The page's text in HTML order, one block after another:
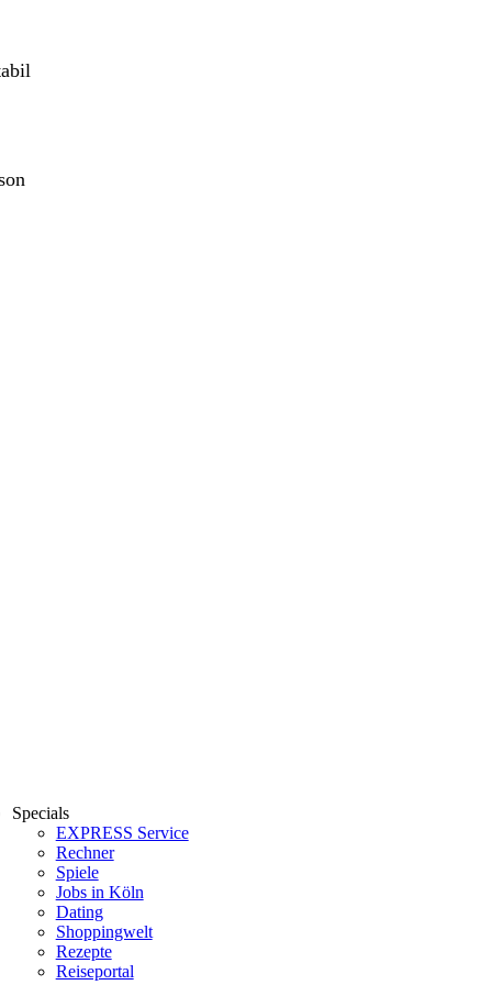
Specials
EXPRESS Service
Rechner
Spiele
Jobs in Köln
Dating
Shoppingwelt
Rezepte
Reiseportal